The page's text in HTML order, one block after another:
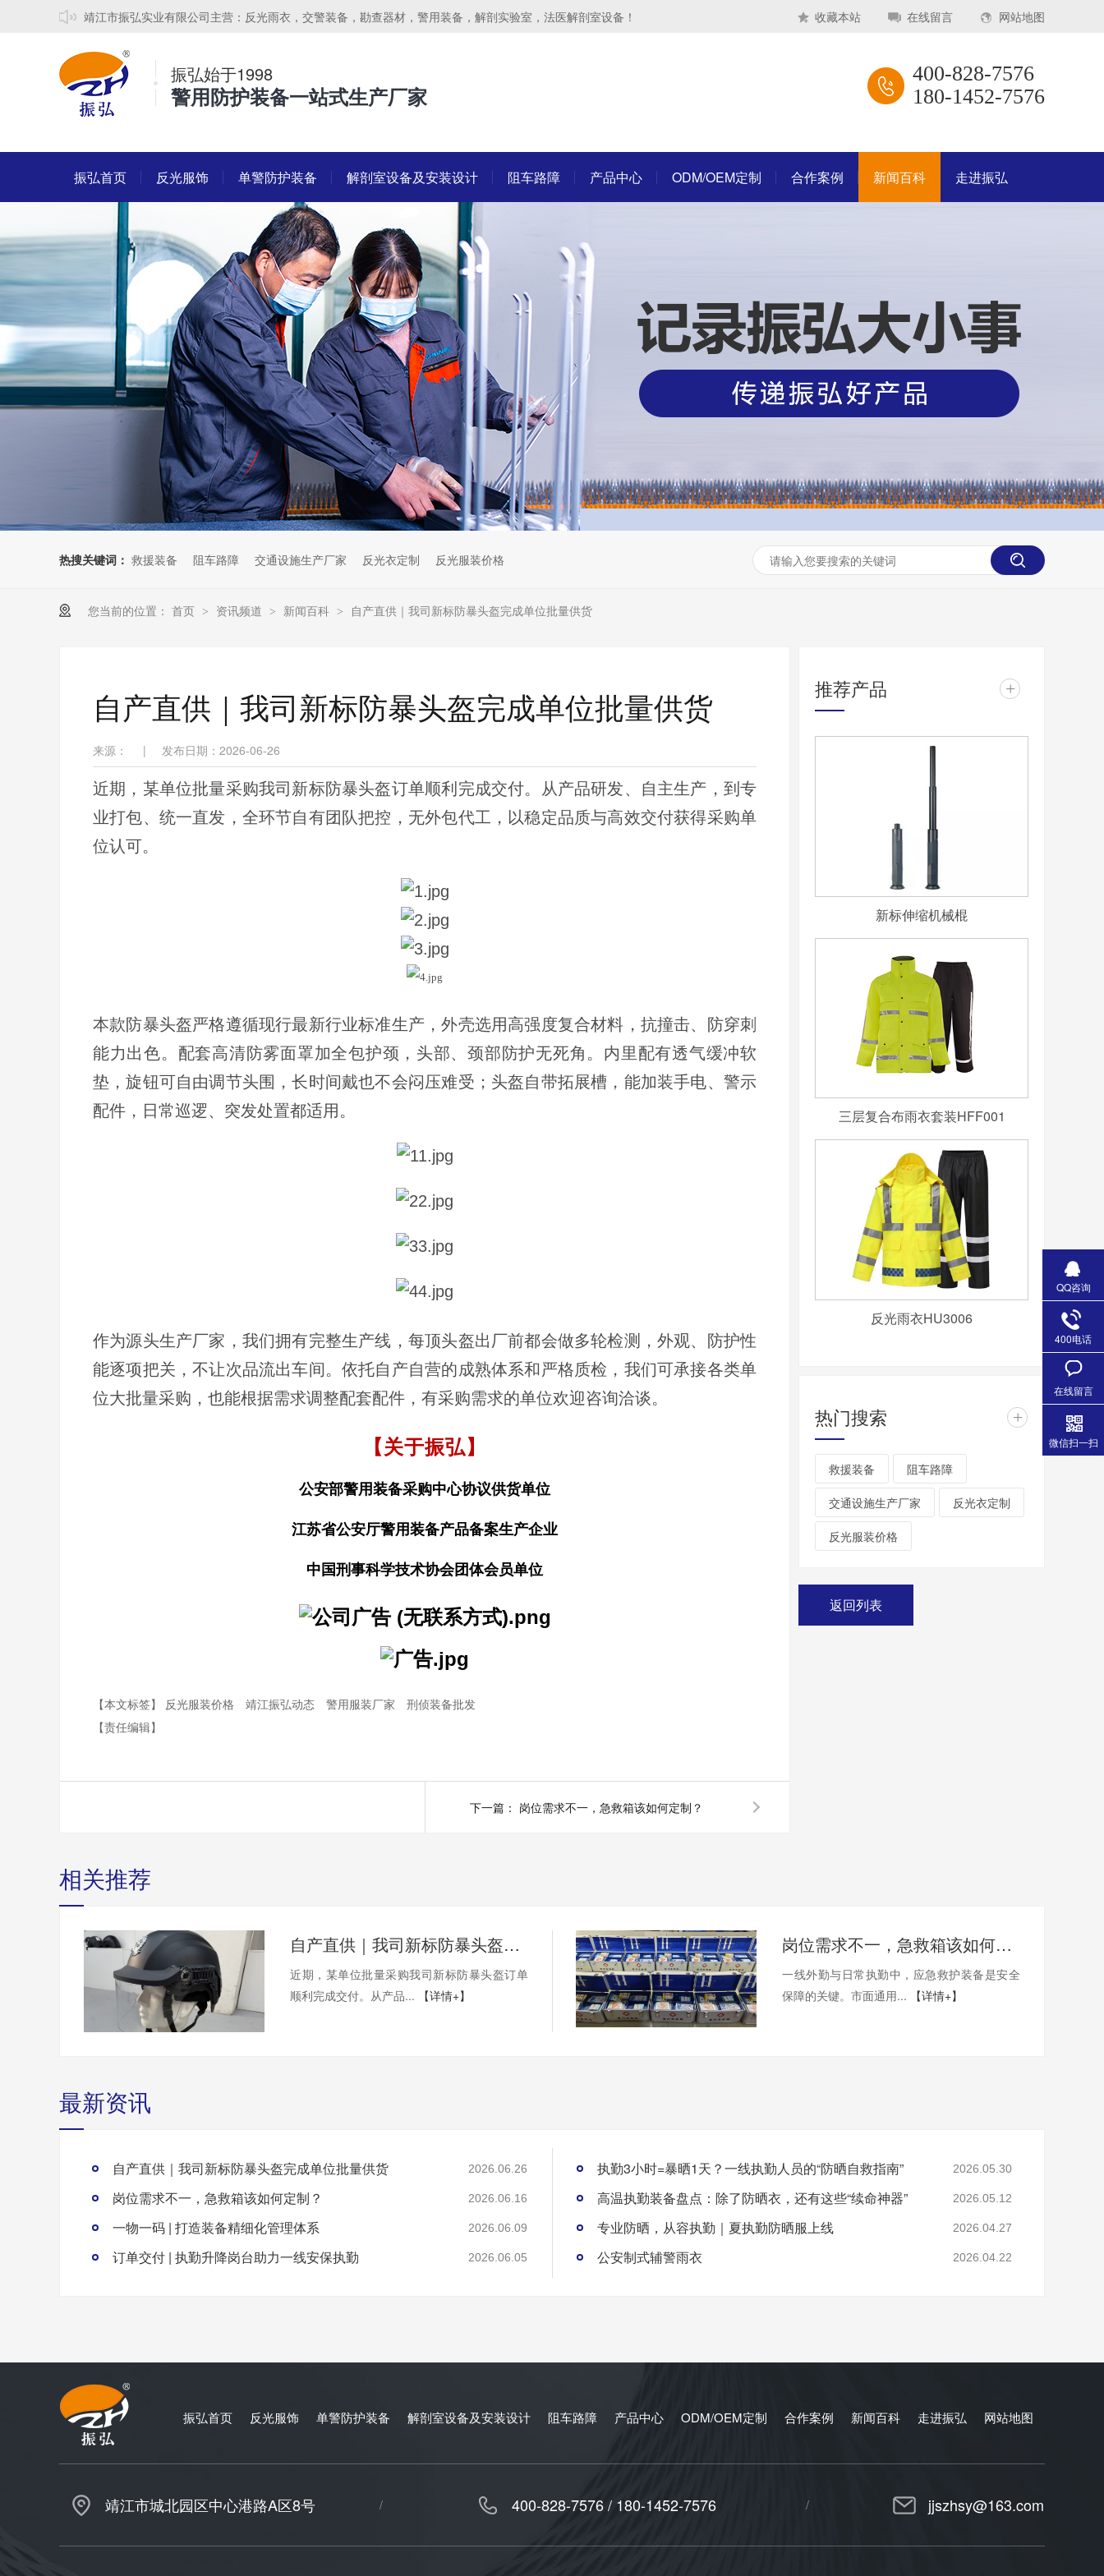
靖江市振弘实业有限公司主营：反光雨衣，交警装备，勘查器材，警用装备，解剖实验室，法医解剖室设备！ 收藏本站 在线留言 网站地图
振弘始于1998
警用防护装备一站式生产厂家
400-828-7576
180-1452-7576
振弘首页 反光服饰 单警防护装备 解剖室设备及安装设计 阻车路障 产品中心 ODM/OEM定制 合作案例 新闻百科 走进振弘
热搜关键词： 救援装备 阻车路障 交通设施生产厂家 反光衣定制 反光服装价格
您当前的位置： 首页 > 资讯频道 > 新闻百科 > 自产直供｜我司新标防暴头盔完成单位批量供货
自产直供｜我司新标防暴头盔完成单位批量供货
来源： | 发布日期：2026-06-26
近期，某单位批量采购我司新标防暴头盔订单顺利完成交付。从产品研发、自主生产，到专
业打包、统一直发，全环节自有团队把控，无外包代工，以稳定品质与高效交付获得采购单
位认可。
本款防暴头盔严格遵循现行最新行业标准生产，外壳选用高强度复合材料，抗撞击、防穿刺
能力出色。配套高清防雾面罩加全包护颈，头部、颈部防护无死角。内里配有透气缓冲软
垫，旋钮可自由调节头围，长时间戴也不会闷压难受；头盔自带拓展槽，能加装手电、警示
配件，日常巡逻、突发处置都适用。
作为源头生产厂家，我们拥有完整生产线，每顶头盔出厂前都会做多轮检测，外观、防护性
能逐项把关，不让次品流出车间。依托自产自营的成熟体系和严格质检，我们可承接各类单
位大批量采购，也能根据需求调整配套配件，有采购需求的单位欢迎咨询洽谈。
【关于振弘】
公安部警用装备采购中心协议供货单位
江苏省公安厅警用装备产品备案生产企业
中国刑事科学技术协会团体会员单位
【本文标签】 反光服装价格 靖江振弘动态 警用服装厂家
刑侦装备批发
【责任编辑】
下一篇： 岗位需求不一，急救箱该如何定制？
推荐产品 +
新标伸缩机械棍
三层复合布雨衣套装HFF001
反光雨衣HU3006
热门搜索 +
救援装备 阻车路障
交通设施生产厂家 反光衣定制
反光服装价格
返回列表
相关推荐
自产直供｜我司新标防暴头盔完成单位批量供货
近期，某单位批量采购我司新标防暴头盔订单
顺利完成交付。从产品...
【详情+】
岗位需求不一，急救箱该如何定制？
一线外勤与日常执勤中，应急救护装备是安全
保障的关键。市面通用...
【详情+】
最新资讯
自产直供｜我司新标防暴头盔完成单位批量供货 2026.06.26
岗位需求不一，急救箱该如何定制？ 2026.06.16
一物一码 | 打造装备精细化管理体系 2026.06.09
订单交付 | 执勤升降岗台助力一线安保执勤 2026.06.05
执勤3小时=暴晒1天？一线执勤人员的“防晒自救指南” 2026.05.30
高温执勤装备盘点：除了防晒衣，还有这些“续命神器” 2026.05.12
专业防晒，从容执勤｜夏执勤防晒服上线 2026.04.27
公安制式辅警雨衣 2026.04.22
振弘首页 反光服饰 单警防护装备 解剖室设备及安装设计 阻车路障 产品中心 ODM/OEM定制 合作案例 新闻百科 走进振弘 网站地图
靖江市城北园区中心港路A区8号 400-828-7576 / 180-1452-7576 jjszhsy@163.com
QQ咨询
400电话
在线留言
微信扫一扫